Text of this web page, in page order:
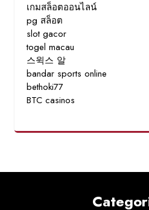
เกมสล็อตออนไลน์
pg สล็อต
slot gacor
togel macau
스윅스 알
bandar sports online
bethoki77
BTC casinos